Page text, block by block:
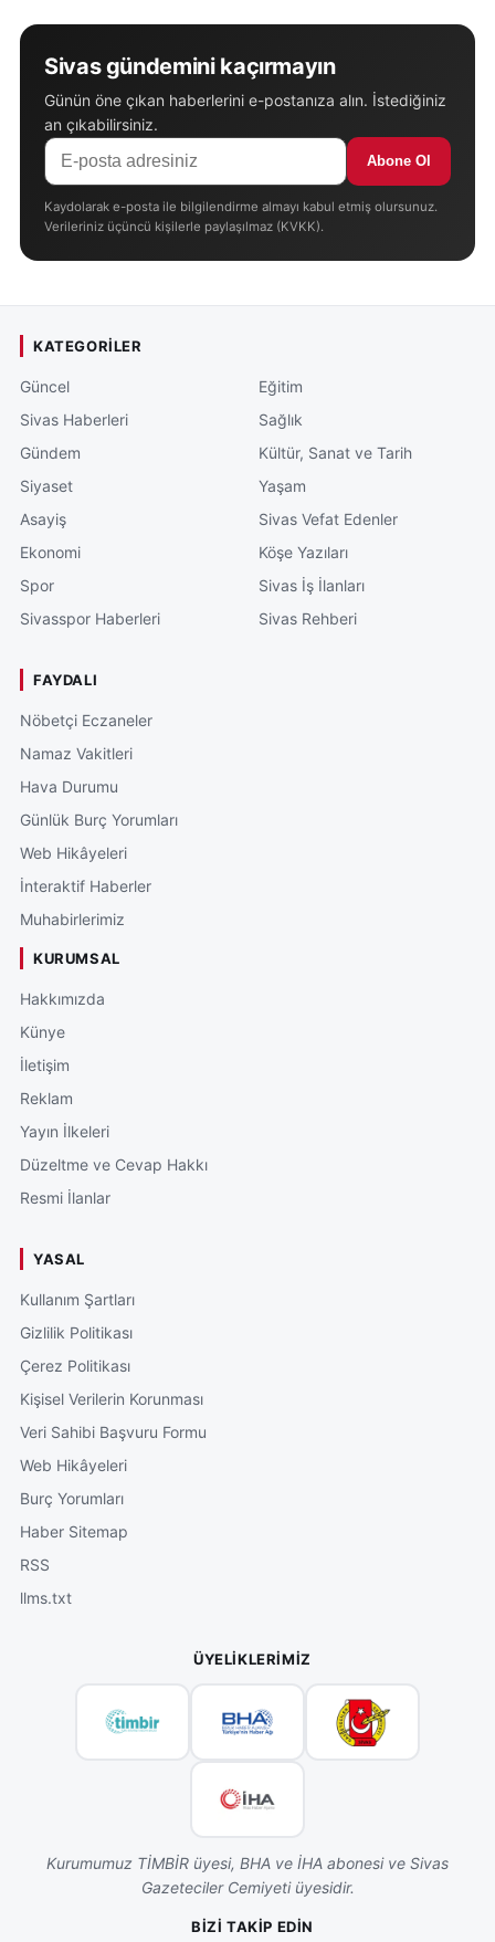
Sivas gündemini kaçırmayın
Günün öne çıkan haberlerini e-postanıza alın. İstediğiniz
an çıkabilirsiniz.
Abone Ol
Kaydolarak e-posta ile bilgilendirme almayı kabul etmiş olursunuz.
Verileriniz üçüncü kişilerle paylaşılmaz (KVKK).
KATEGORILER
Güncel
Sivas Haberleri
Gündem
Siyaset
Asayiş
Ekonomi
Spor
Sivasspor Haberleri
Eğitim
Sağlık
Kültür, Sanat ve Tarih
Yaşam
Sivas Vefat Edenler
Köşe Yazıları
Sivas İş İlanları
Sivas Rehberi
FAYDALI
Nöbetçi Eczaneler
Namaz Vakitleri
Hava Durumu
Günlük Burç Yorumları
Web Hikâyeleri
İnteraktif Haberler
Muhabirlerimiz
KURUMSAL
Hakkımızda
Künye
İletişim
Reklam
Yayın İlkeleri
Düzeltme ve Cevap Hakkı
Resmi İlanlar
YASAL
Kullanım Şartları
Gizlilik Politikası
Çerez Politikası
Kişisel Verilerin Korunması
Veri Sahibi Başvuru Formu
Web Hikâyeleri
Burç Yorumları
Haber Sitemap
RSS
llms.txt
ÜYELIKLERIMIZ
Kurumumuz TİMBİR üyesi, BHA ve İHA abonesi ve Sivas
Gazeteciler Cemiyeti üyesidir.
BIZI TAKIP EDIN